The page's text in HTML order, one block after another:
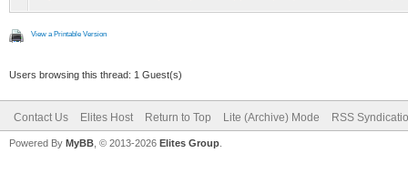
View a Printable Version
Users browsing this thread: 1 Guest(s)
Contact Us Elites Host Return to Top Lite (Archive) Mode RSS
Powered By MyBB , © 2013-2026 Elites Group